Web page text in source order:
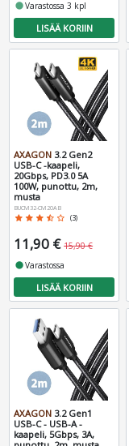
fiber_manual_recordVarastossa 3 kpl
LISÄÄ KORIIN
AXAGON 3.2 Gen2
USB-C -kaapeli,
20Gbps, PD3.0 5A
100W, punottu, 2m,
musta
BUCM32-CM20AB
star star star star_half star_border (3)
11,90 € 15,90 €
fiber_manual_recordVarastossa
LISÄÄ KORIIN
AXAGON 3.2 Gen1
USB-C - USB-A -
kaapeli, 5Gbps, 3A,